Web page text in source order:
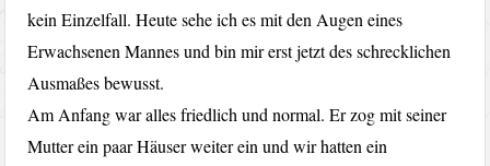
kein Einzelfall. Heute sehe ich es mit den Augen eines
Erwachsenen Mannes und bin mir erst jetzt des schrecklichen
Ausmaßes bewusst.
Am Anfang war alles friedlich und normal. Er zog mit seiner
Mutter ein paar Häuser weiter ein und wir hatten ein